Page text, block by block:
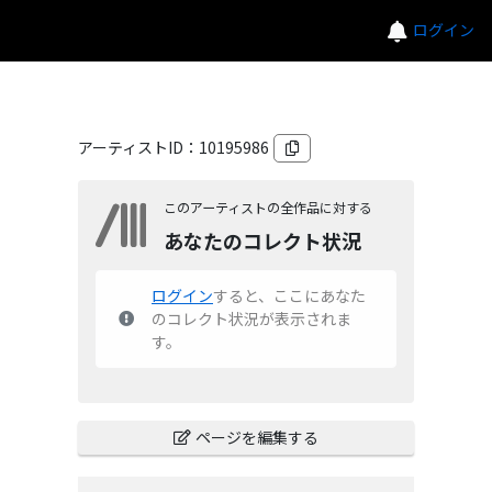
ログイン
アーティストID： 10195986
このアーティストの全作品に対する
あなたのコレクト状況
ログインすると、ここにあなた
のコレクト状況が表示されま
す。
ページを編集する